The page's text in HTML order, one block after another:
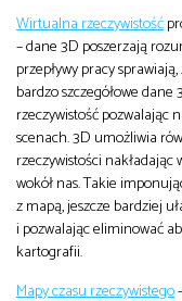
Wirtualna rzeczywistość
– dane 3D poszerzają
przepływy pracy
bardzo szczegółowe
rzeczywistość pozwalając
scenach. 3D umożliwia
rzeczywistości
wokół nas. Takie
z mapą, jeszcze bardziej
i pozwalając eliminować
kartografii.
Mapy czasu rzeczywistego